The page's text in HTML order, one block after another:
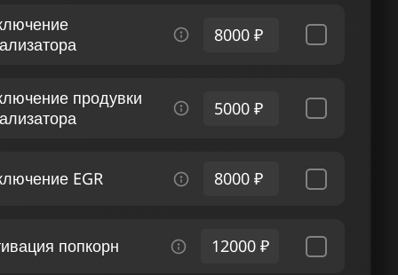
8000 ₽
продувки
5000 ₽
EGR 8000 ₽
попкорн 12000 ₽